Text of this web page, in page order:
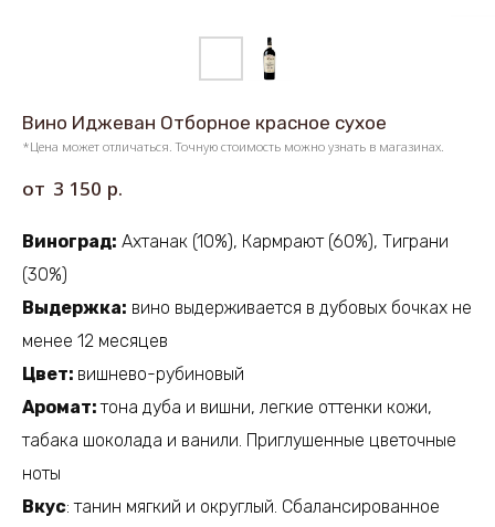
Вино Иджеван Отборное красное сухое
*Цена может отличаться. Точную стоимость можно узнать в магазинах.
3 150 р.
Виноград: Ахтанак (10%), Кармрают (60%), Тиграни
(30%)
Выдержка: вино выдерживается в дубовых бочках не
менее 12 месяцев
Цвет: вишнево-рубиновый
Аромат:тона дуба и вишни, легкие оттенки кожи,
табака шоколада и ванили. Приглушенные цветочные
ноты
Вкус: танин мягкий и округлый. Сбалансированное